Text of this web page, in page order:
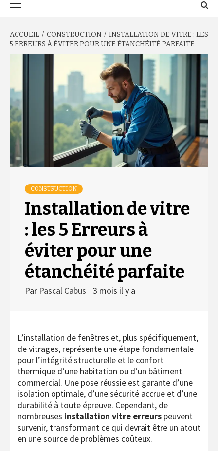
ACCUEIL CONSTRUCTION
INSTALLATION DE VITRE : LES
5 ERREURS À ÉVITER POUR UNE ÉTANCHÉITÉ PARFAITE
CONSTRUCTION
Installation de vitre
: les 5 Erreurs à
éviter pour une
étanchéité parfaite
Par Pascal Cabus 3 mois il y a
L’installation de fenêtres et, plus spécifiquement,
de vitrages, représente une étape fondamentale
pour l’intégrité structurelle et le confort
thermique d’une habitation ou d’un bâtiment
commercial. Une pose réussie est garante d’une
isolation optimale, d’une sécurité accrue et d’une
durabilité à toute épreuve. Cependant, de
nombreuses installation vitre erreurs peuvent
survenir, transformant ce qui devrait être un atout
en une source de problèmes coûteux.